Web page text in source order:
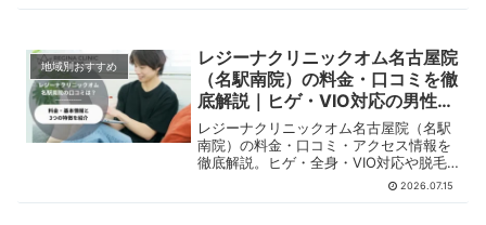
地域別おすすめ
レジーナクリニックオム名古屋院
（名駅南院）の料金・口コミを徹
底解説｜ヒゲ・VIO対応の男性専
門医療脱毛
レジーナクリニックオム名古屋院（名駅
南院）の料金・口コミ・アクセス情報を
徹底解説。ヒゲ・全身・VIO対応や脱毛
機器、通いやすさまで、男性向けにわか
2026.07.15